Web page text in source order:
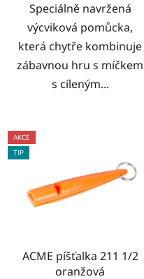
Speciálně navržená
výcviková pomůcka,
která chytře kombinuje
zábavnou hru s míčkem
s cíleným...
AKCE
TIP
ACME píšťalka 211 1/2
oranžová